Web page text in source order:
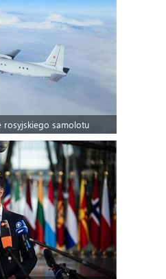
rosyjskiego samolotu